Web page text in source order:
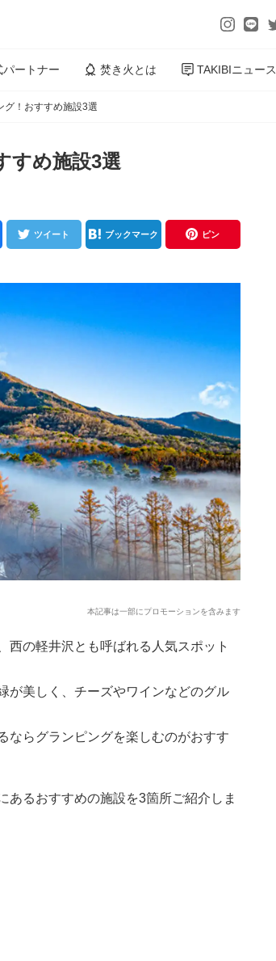
パートナー 焚き火とは TAKIBIニュース
グ！おすすめ施設3選
すめ施設3選
ツイート ブックマーク ピン
本記事は一部にプロモーションを含みます
西の軽井沢とも呼ばれる人気スポット
が美しく、チーズやワインなどのグル
ならグランピングを楽しむのがおすす
あるおすすめの施設を3箇所ご紹介しま